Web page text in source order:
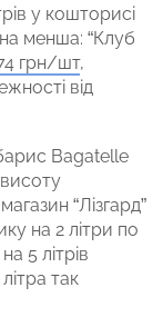
у кошторисі
менша: “Клуб
грн/шт,
від
Bagatelle
“Лізгард”
на 2 літри по
5 літрів
так